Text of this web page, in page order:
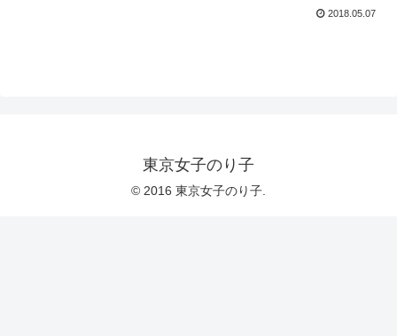
2018.05.07
東京女子のり子
© 2016 東京女子のり子.